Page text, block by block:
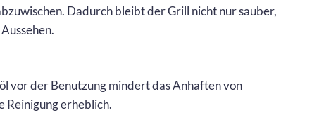
Dadurch bleibt der Grill nicht nur sauber,
vor der Benutzung mindert das Anhaften von
Reinigung erheblich.